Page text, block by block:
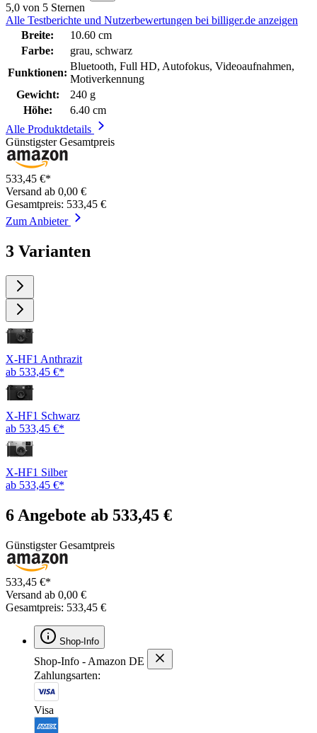
5,0 von 5 Sternen
Alle Testberichte und Nutzerbewertungen bei billiger.de anzeigen
Breite:
10.60 cm
Farbe:
grau, schwarz
Funktionen:
Bluetooth, Full HD, Autofokus, Videoaufnahmen,
Motiverkennung
Gewicht:
240 g
Höhe:
6.40 cm
Alle Produktdetails
Günstigster Gesamtpreis
533,45 €*
Versand ab 0,00 €
Gesamtpreis: 533,45 €
Zum Anbieter
3 Varianten
X-HF1 Anthrazit
ab 533,45 €*
X-HF1 Schwarz
ab 533,45 €*
X-HF1 Silber
ab 533,45 €*
6 Angebote ab 533,45 €
Günstigster Gesamtpreis
533,45 €*
Versand ab 0,00 €
Gesamtpreis: 533,45 €
Shop-Info
Shop-Info - Amazon DE
Zahlungsarten:
Visa